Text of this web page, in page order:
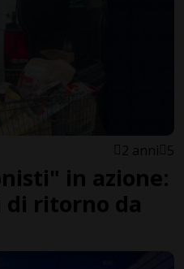
2 anni 5
in azione:
di ritorno da